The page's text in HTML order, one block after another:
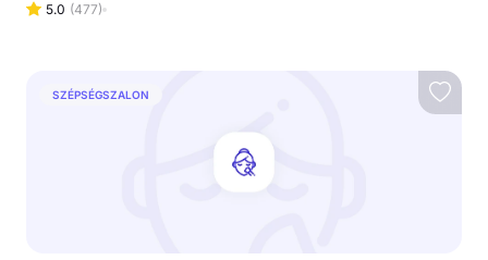
5.0 (477)
SZÉPSÉGSZALON